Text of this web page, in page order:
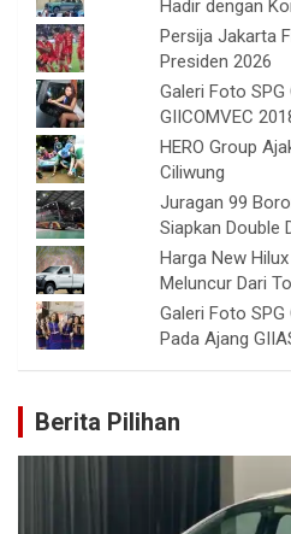
Hadir dengan
Persija Jakarta
Presiden 2026
Galeri Foto
GIICOMVEC
HERO Group
Ciliwung
Juragan 99
Siapkan Double
Harga New
Meluncur Dari
Galeri Foto
Pada Ajang
Berita Pilihan